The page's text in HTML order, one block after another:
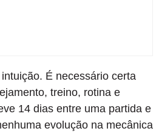
É necessário certa
treino, rotina e
14 dias entre uma partida e
evolução na mecânica